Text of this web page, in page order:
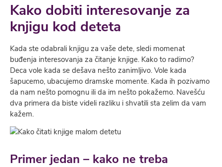
Kako dobiti interesovanje za
knjigu kod deteta
Kada ste odabrali knjigu za vaše dete, sledi momenat
buđenja interesovanja za čitanje knjige. Kako to radimo?
Deca vole kada se dešava nešto zanimljivo. Vole kada
šapucemo, ubacujemo dramske momente. Kada ih pozivamo
da nam nešto pomognu ili da im nešto pokažemo. Navešću
dva primera da biste videli razliku i shvatili sta zelim da vam
kažem.
Primer jedan – kako ne treba